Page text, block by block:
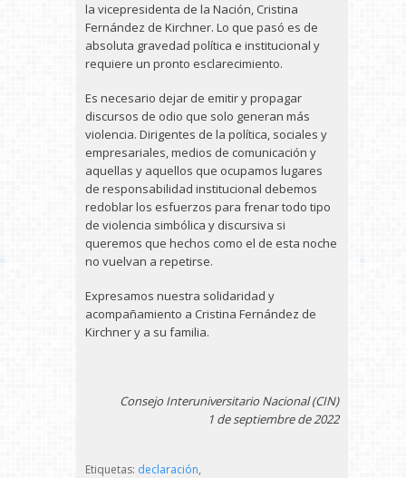
la vicepresidenta de la Nación, Cristina
Fernández de Kirchner. Lo que pasó es de
absoluta gravedad política e institucional y
requiere un pronto esclarecimiento.
Es necesario dejar de emitir y propagar
discursos de odio que solo generan más
violencia. Dirigentes de la política, sociales y
empresariales, medios de comunicación y
aquellas y aquellos que ocupamos lugares
de responsabilidad institucional debemos
redoblar los esfuerzos para frenar todo tipo
de violencia simbólica y discursiva si
queremos que hechos como el de esta noche
no vuelvan a repetirse.
Expresamos nuestra solidaridad y
acompañamiento a Cristina Fernández de
Kirchner y a su familia.
Consejo Interuniversitario Nacional (CIN)
1 de septiembre de 2022
Etiquetas: declaración,